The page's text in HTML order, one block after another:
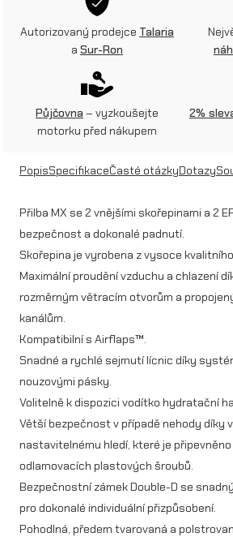
R
N
D
m
n
o
ž
t
v
í
Autorizovaný prodejce Talaria
a Sur-Ron
Půjčovna – vyzkoušejte
motorku před nákupem
2%
PopisSpecifikaceČasté otázkyDotazy
Přilba MX se 2 vnějšími skořepinami a 2
bezpečnost a dokonalé padnutí.
Skořepina je vyrobena z vysoce
Maximální proudění vzduchu a chlazení
rozměrným větracím otvorům a
kanálům.
Kompatibilní s Airflaps™.
Snadné a rychlé sejmutí lícnic díky
nouzovými pásky.
Volitelně k dispozici vodítko hydratační
Větší bezpečnost v případě nehody díky
nastavitelnému hledí, které je
odlamovacích plastových šroubů.
Bezpečnostní zámek Double-D se
pro dokonalé individuální přizpůsobení.
Pohodlná, předem tvarovaná a